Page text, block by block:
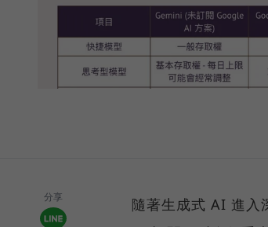
分享
隨著生成式 AI 進